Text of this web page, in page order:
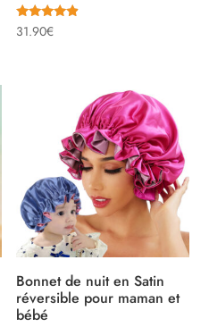
Note
4.67
31.90€
Bonnet de nuit en Satin
réversible pour maman et
bébé